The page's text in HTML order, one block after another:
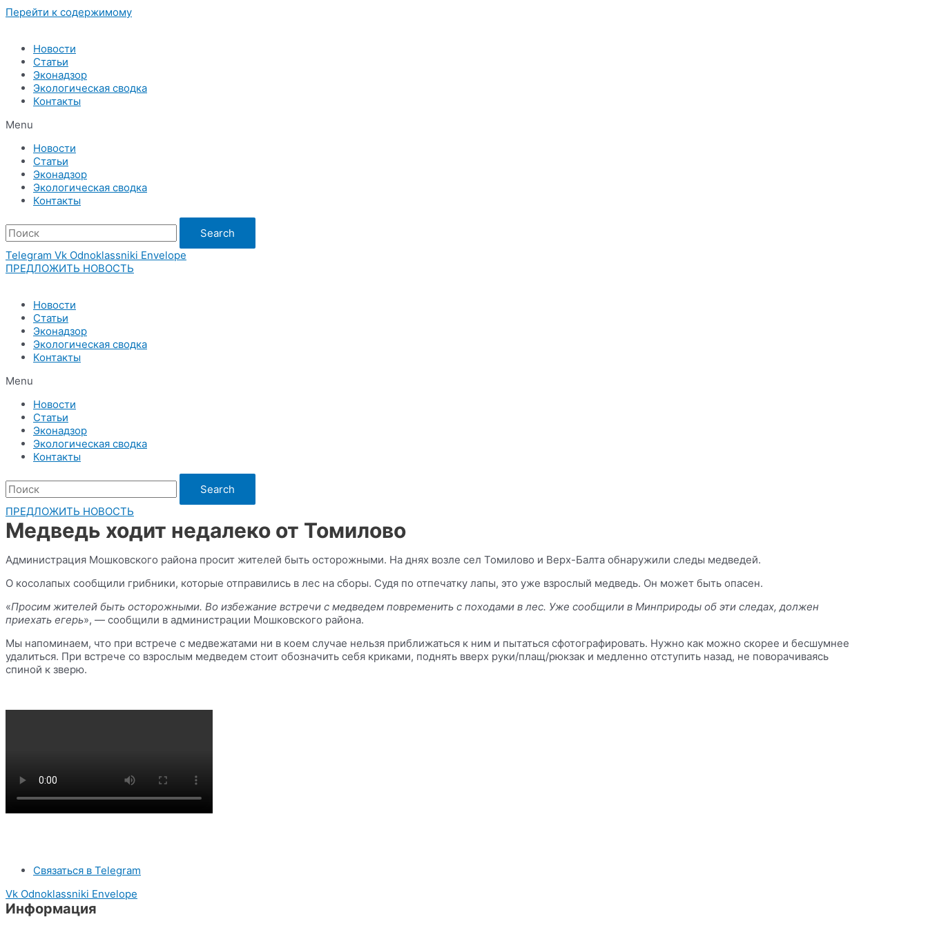
Перейти к содержимому
Новости
Статьи
Эконадзор
Экологическая сводка
Контакты
Menu
Новости
Статьи
Эконадзор
Экологическая сводка
Контакты
Search
Telegram Vk Odnoklassniki Envelope
ПРЕДЛОЖИТЬ НОВОСТЬ
Новости
Статьи
Эконадзор
Экологическая сводка
Контакты
Menu
Новости
Статьи
Эконадзор
Экологическая сводка
Контакты
Search
ПРЕДЛОЖИТЬ НОВОСТЬ
Медведь ходит недалеко от Томилово
Администрация Мошковского района просит жителей быть осторожными. На днях возле сел Томилово и Верх-Балта обнаружили следы медведей.
О косолапых сообщили грибники, которые отправились в лес на сборы. Судя по отпечатку лапы, это уже взрослый медведь. Он может быть опасен.
«Просим жителей быть осторожными. Во избежание встречи с медведем повременить с походами в лес. Уже сообщили в Минприроды об эти следах, должен
приехать егерь», — сообщили в администрации Мошковского района.
Мы напоминаем, что при встрече с медвежатами ни в коем случае нельзя приближаться к ним и пытаться сфотографировать. Нужно как можно скорее и бесшумнее
удалиться. При встрече со взрослым медведем стоит обозначить себя криками, поднять вверх руки/плащ/рюкзак и медленно отступить назад, не поворачиваясь
спиной к зверю.
Связаться в Telegram
Vk Odnoklassniki Envelope
Информация